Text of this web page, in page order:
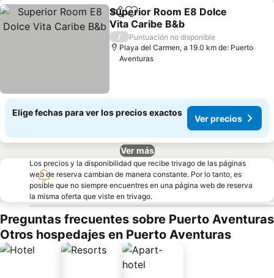
CompartirAgregar a favoritos
Superior Room E8 Dolce
Vita Caribe B&b
Ver precios
/
Puntuación no disponible
Playa del Carmen, a 19.0 km de: Puerto
Aventuras
Elige fechas para ver los precios exactos
Ver precios
Ver más
Los precios y la disponibilidad que recibe trivago de las páginas
web de reserva cambian de manera constante. Por lo tanto, es
posible que no siempre encuentres en una página web de reserva
la misma oferta que viste en trivago.
Preguntas frecuentes sobre Puerto Aventuras
Otros hospedajes en Puerto Aventuras